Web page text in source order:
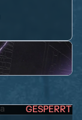
GESPERRT